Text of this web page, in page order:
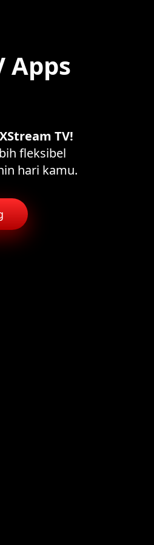
Apps
TV!
fleksibel
hari kamu.